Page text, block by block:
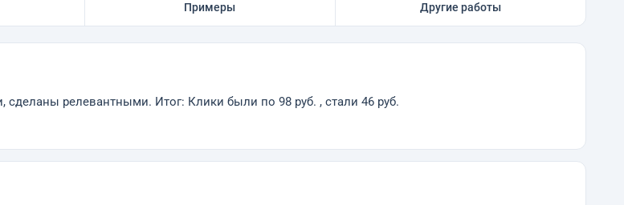
Примеры Другие работы
релевантными. Итог: Клики были по 98 руб. , стали 46 руб.